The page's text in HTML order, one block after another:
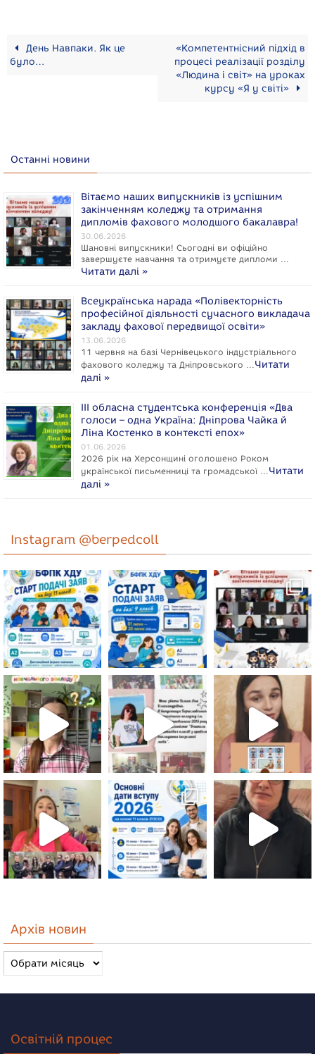
День Навпаки. Як це
було…
«Компетентнісний підхід в
процесі реалізації розділу
«Людина і світ» на уроках
курсу «Я у світі»
Останні новини
Вітаємо наших випускників із успішним
закінченням коледжу та отримання
дипломів фахового молодшого бакалавра!
30.06.2026
Шановні випускники! Сьогодні ви офіційно
завершуєте навчання та отримуєте дипломи …
Читати далі »
Всеукраїнська нарада «Полівекторність
професійної діяльності сучасного викладача
закладу фахової передвищої освіти»
13.06.2026
11 червня на базі Чернівецького індустріального
фахового коледжу та Дніпровського … Читати
далі »
ІІІ обласна студентська конференція «Два
голоси – одна Україна: Дніпрова Чайка й
Ліна Костенко в контексті епох»
01.06.2026
2026 рік на Херсонщині оголошено Роком
укpaїнcької письменниці та громадської … Читати
далі »
Instagram @berpedcoll
Архів новин
Архів
новин
Освітній процес